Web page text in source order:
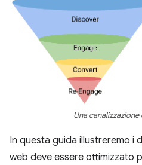
Una
In questa guida illustreremo i
web deve essere ottimizzato